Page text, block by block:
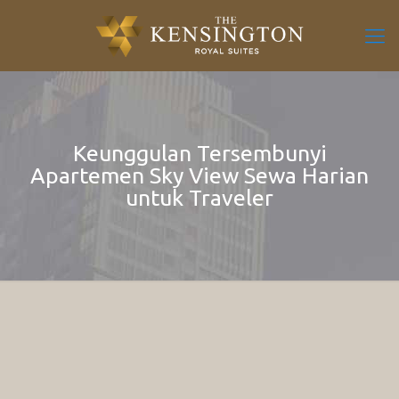
Keunggulan Tersembunyi
Apartemen Sky View Sewa Harian
untuk Traveler